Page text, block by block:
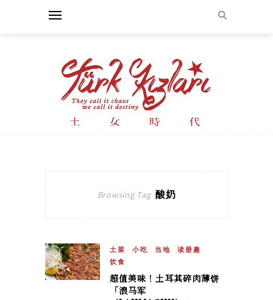
Browsing Tag 酸奶
土菜 小吃 当地
读册趣
饮食
超值美味！土耳其碎肉薄饼
「浪马军